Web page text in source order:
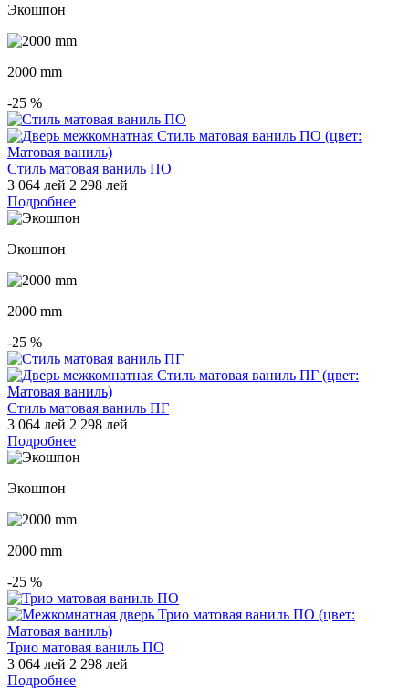
Экошпон
2000 mm
-25 %
Стиль матовая ваниль ПО
3 064 лей 2 298 лей
Подробнее
Экошпон
2000 mm
-25 %
Стиль матовая ваниль ПГ
3 064 лей 2 298 лей
Подробнее
Экошпон
2000 mm
-25 %
Трио матовая ваниль ПО
3 064 лей 2 298 лей
Подробнее